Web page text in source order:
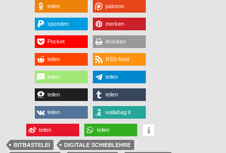
teilen patreon
spenden merken
Pocket drucken
teilen RSS-feed
teilen teilen
teilen teilen
teilen wallabag it
teilen teilen
BITBASTELEI
DIGITALE SCHIEBLEHRE